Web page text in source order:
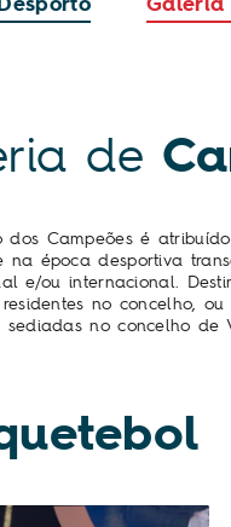
de
dos Campeões é
na época desportiva
e/ou internacional.
no concelho,
sediadas no concelho